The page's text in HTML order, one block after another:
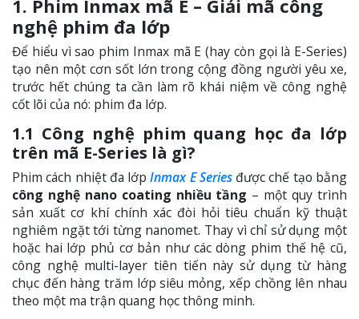
1. Phim Inmax mã E – Giải mã công
nghệ phim đa lớp
Để hiểu vì sao phim Inmax mã E (hay còn gọi là E-Series)
tạo nên một cơn sốt lớn trong cộng đồng người yêu xe,
trước hết chúng ta cần làm rõ khái niệm về công nghệ
cốt lõi của nó: phim đa lớp.
1.1 Công nghệ phim quang học đa lớp
trên mã E-Series là gì?
Phim cách nhiệt đa lớp Inmax E Seriesđược chế tạo bằng
công nghệ nano coating nhiều tầng – một quy trình
sản xuất cơ khí chính xác đòi hỏi tiêu chuẩn kỹ thuật
nghiêm ngặt tới từng nanomet. Thay vì chỉ sử dụng một
hoặc hai lớp phủ cơ bản như các dòng phim thế hệ cũ,
công nghệ multi-layer tiên tiến này sử dụng từ hàng
chục đến hàng trăm lớp siêu mỏng, xếp chồng lên nhau
theo một ma trận quang học thông minh.